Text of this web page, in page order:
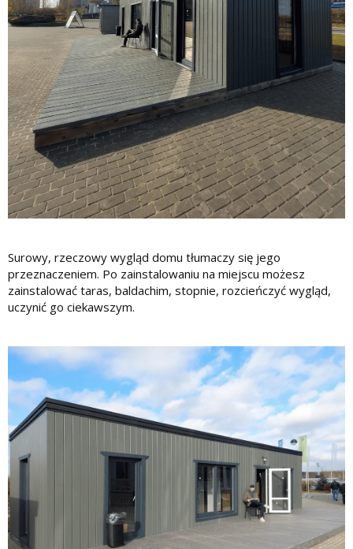
Surowy, rzeczowy wygląd domu tłumaczy się jego
przeznaczeniem. Po zainstalowaniu na miejscu możesz
zainstalować taras, baldachim, stopnie, rozcieńczyć wygląd,
uczynić go ciekawszym.